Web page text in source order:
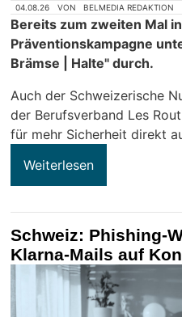
04.08.26 VON BELMEDIA REDAKTION
Bereits zum zweiten Mal
Präventionskampagne
Brämse | Halte" durch.
Auch der Schweizerische
der Berufsverband Les
für mehr Sicherheit direkt
Weiterlesen
Schweiz: Phishing-
Klarna-Mails auf